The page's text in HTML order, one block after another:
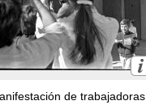
de trabajadoras